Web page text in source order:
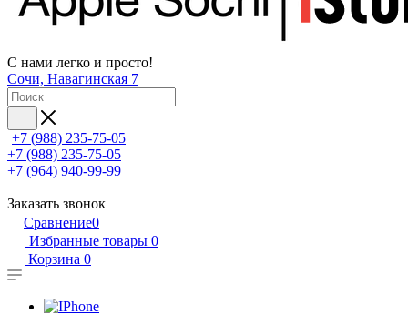
С нами легко и просто!
Сочи, Навагинская 7
+7 (988) 235-75-05
+7 (988) 235-75-05
+7 (964) 940-99-99
Заказать звонок
Сравнение0
Избранные товары 0
Корзина 0